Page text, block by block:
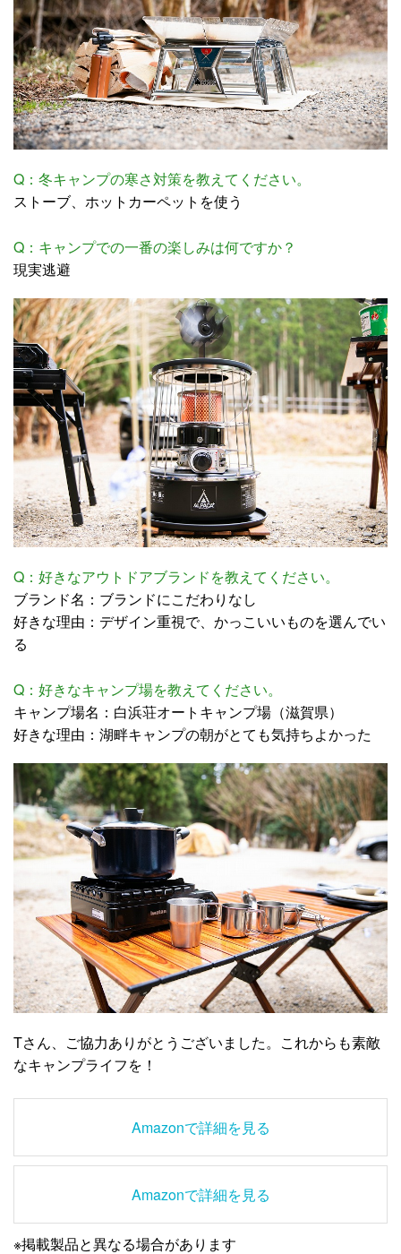
Q：冬キャンプの寒さ対策を教えてください。
ストーブ、ホットカーペットを使う
Q：キャンプでの一番の楽しみは何ですか？
現実逃避
Q：好きなアウトドアブランドを教えてください。
ブランド名：ブランドにこだわりなし
好きな理由：デザイン重視で、かっこいいものを選んでい
る
Q：好きなキャンプ場を教えてください。
キャンプ場名：白浜荘オートキャンプ場（滋賀県）
好きな理由：湖畔キャンプの朝がとても気持ちよかった
Tさん、ご協力ありがとうございました。これからも素敵
なキャンプライフを！
Amazonで詳細を見る
Amazonで詳細を見る
※掲載製品と異なる場合があります